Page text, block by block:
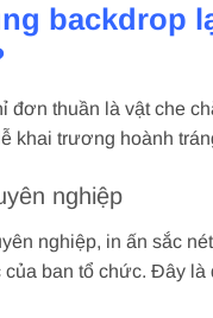
backdrop
đơn thuần là vật che
khai trương hoành
nghiệp
nghiệp, in ấn sắc
ban tổ chức. Đây